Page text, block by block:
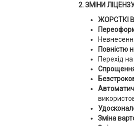
2.ЗМІНИ
ЖОРСТКІ
Повністю
Перехід на
Зміна